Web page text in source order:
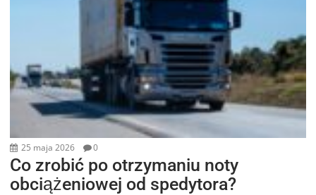
25 maja 2026 0
Co zrobić po otrzymaniu noty
obciążeniowej od spedytora?